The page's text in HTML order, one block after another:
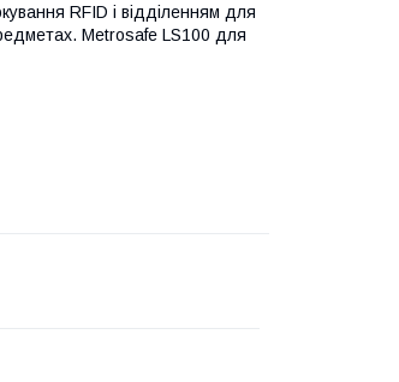
RFID і відділенням для
Metrosafe LS100 для